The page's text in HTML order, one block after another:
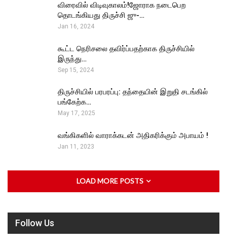
விரைவில் விடிவுகாலம்!ஜோராக நடைபெற
தொடங்கியது திருச்சி ஜு-…
Jan 16, 2024
கூட்ட நெரிசலை தவிர்ப்பதற்காக திருச்சியில்
இருந்து…
Sep 15, 2024
திருச்சியில் பரபரப்பு: தந்தையின் இறுதி சடங்கில்
பங்கேற்க…
May 17, 2025
வங்கிகளில் வாராக்கடன் அதிகரிக்கும் அபாயம் !
Jan 11, 2023
LOAD MORE POSTS
Follow Us